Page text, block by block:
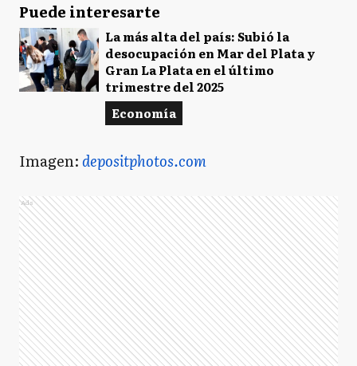
Puede interesarte
La más alta del país: Subió la
desocupación en Mar del Plata y
Gran La Plata en el último
trimestre del 2025
Economía
Imagen:depositphotos.com
Ads